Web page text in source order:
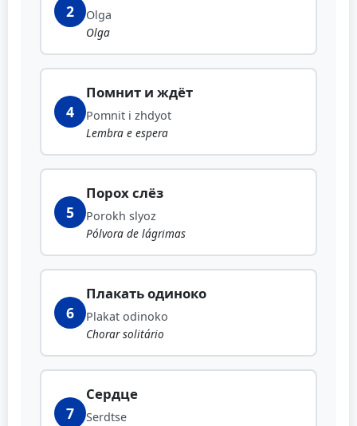
2
Olga
Olga
4
Помнит и ждёт
Pomnit i zhdyot
Lembra e espera
5
Порох слёз
Porokh slyoz
Pólvora de lágrimas
6
Плакать одиноко
Plakat odinoko
Chorar solitário
7
Сердце
Serdtse